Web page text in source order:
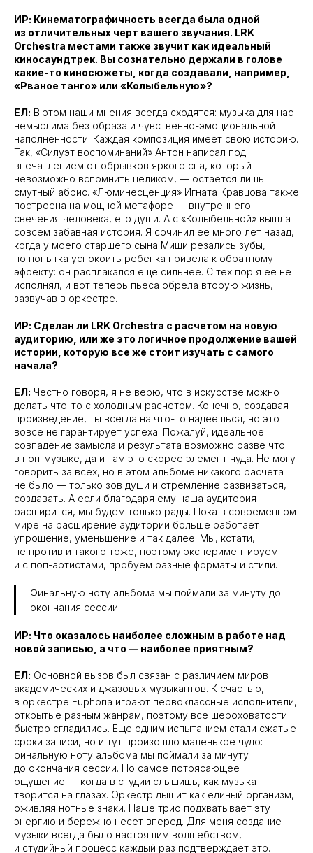
ИР: Кинематографичность всегда была одной
из отличительных черт вашего звучания. LRK
Orchestra местами также звучит как идеальный
киносаундтрек. Вы сознательно держали в голове
какие-то киносюжеты, когда создавали, например,
«Рваное танго» или «Колыбельную»?
ЕЛ: В этом наши мнения всегда сходятся: музыка для нас
немыслима без образа и чувственно-эмоциональной
наполненности. Каждая композиция имеет свою историю.
Так, «Силуэт воспоминаний» Антон написал под
впечатлением от обрывков яркого сна, который
невозможно вспомнить целиком, — остается лишь
смутный абрис. «Люминесценция» Игната Кравцова также
построена на мощной метафоре — внутреннего
свечения человека, его души. А с «Колыбельной» вышла
совсем забавная история. Я сочинил ее много лет назад,
когда у моего старшего сына Миши резались зубы,
но попытка успокоить ребенка привела к обратному
эффекту: он расплакался еще сильнее. С тех пор я ее не
исполнял, и вот теперь пьеса обрела вторую жизнь,
зазвучав в оркестре.
ИР: Сделан ли LRK Orchestra с расчетом на новую
аудиторию, или же это логичное продолжение вашей
истории, которую все же стоит изучать с самого
начала?
ЕЛ: Честно говоря, я не верю, что в искусстве можно
делать что-то с холодным расчетом. Конечно, создавая
произведение, ты всегда на что-то надеешься, но это
вовсе не гарантирует успеха. Пожалуй, идеальное
совпадение замысла и результата возможно разве что
в поп-музыке, да и там это скорее элемент чуда. Не могу
говорить за всех, но в этом альбоме никакого расчета
не было — только зов души и стремление развиваться,
создавать. А если благодаря ему наша аудитория
расширится, мы будем только рады. Пока в современном
мире на расширение аудитории больше работает
упрощение, уменьшение и так далее. Мы, кстати,
не против и такого тоже, поэтому экспериментируем
и с поп-артистами, пробуем разные форматы и стили.
Финальную ноту альбома мы поймали за минуту до
окончания сессии.
ИР: Что оказалось наиболее сложным в работе над
новой записью, а что — наиболее приятным?
ЕЛ: Основной вызов был связан с различием миров
академических и джазовых музыкантов. К счастью,
в оркестре Euphoria играют первоклассные исполнители,
открытые разным жанрам, поэтому все шероховатости
быстро сгладились. Еще одним испытанием стали сжатые
сроки записи, но и тут произошло маленькое чудо:
финальную ноту альбома мы поймали за минуту
до окончания сессии. Но самое потрясающее
ощущение — когда в студии слышишь, как музыка
творится на глазах. Оркестр дышит как единый организм,
оживляя нотные знаки. Наше трио подхватывает эту
энергию и бережно несет вперед. Для меня создание
музыки всегда было настоящим волшебством,
и студийный процесс каждый раз подтверждает это.